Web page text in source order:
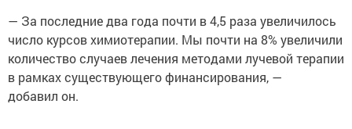
— За последние два года почти в 4,5 раза увеличилось
число курсов химиотерапии. Мы почти на 8% увеличили
количество случаев лечения методами лучевой терапии
в рамках существующего финансирования, —
добавил он.